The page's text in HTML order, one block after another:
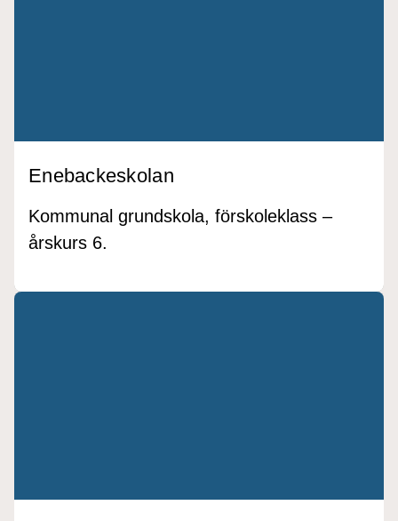
Enebackeskolan
Kommunal grundskola, förskoleklass –
årskurs 6.